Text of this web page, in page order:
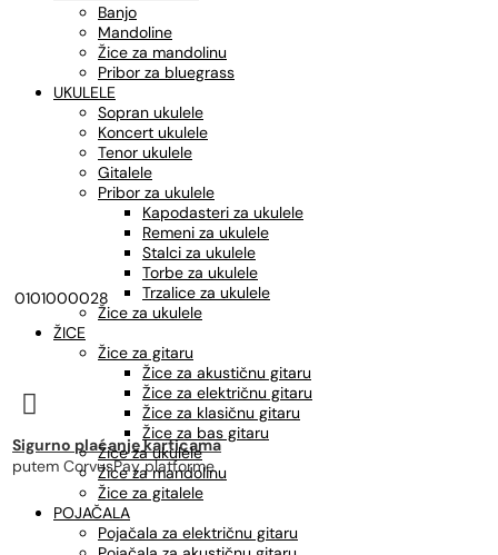
Banjo
Mandoline
Žice za mandolinu
Pribor za bluegrass
UKULELE
Sopran ukulele
Koncert ukulele
Tenor ukulele
Gitalele
Pribor za ukulele
Kapodasteri za ukulele
Remeni za ukulele
Stalci za ukulele
Torbe za ukulele
Trzalice za ukulele
Žice za ukulele
ŽICE
Žice za gitaru
Žice za akustičnu gitaru
Žice za električnu gitaru
Žice za klasičnu gitaru
Žice za bas gitaru
Žice za ukulele
Žice za mandolinu
Žice za gitalele
POJAČALA
Pojačala za električnu gitaru
0101000028

Sigurno plaćanje karticama
putem CorvusPay platforme